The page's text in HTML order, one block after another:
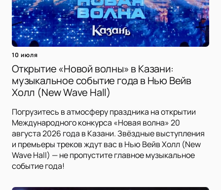
10 июля
Открытие «Новой волны» в Казани:
музыкальное событие года в Нью Вейв
Холл (New Wave Hall)
Погрузитесь в атмосферу праздника на открытии
Международного конкурса «Новая волна» 20
августа 2026 года в Казани. Звёздные выступления
и премьеры треков ждут вас в Нью Вейв Холл (New
Wave Hall) — не пропустите главное музыкальное
событие года!